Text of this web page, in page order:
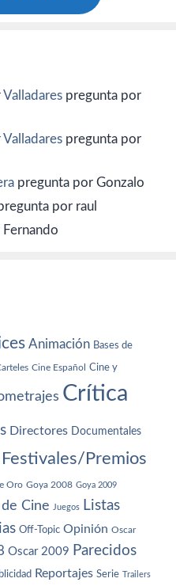
pregunta por
pregunta por
pregunta por Gonzalo
por raul
Animación Bases de
Cine Español Cine y
Crítica
Directores Documentales
Festivales/Premios
Oro Goya 2008 Goya 2009
de Cine Juegos Listas
Off-Topic Opinión Oscar
Oscar 2009 Parecidos
Reportajes Serie Trailers